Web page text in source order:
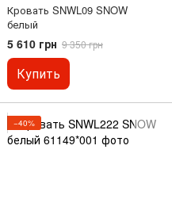
Кровать SNWL09 SNOW
белый
5 610 грн 9 350 грн
Купить
−40%